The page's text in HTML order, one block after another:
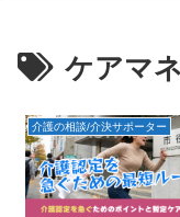
ケアマ
介護の相談/介決サポーター